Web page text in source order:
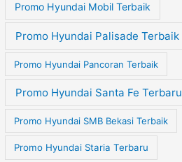
Promo Hyundai Mobil Terbaik
Promo Hyundai Palisade Terbaik
Promo Hyundai Pancoran Terbaik
Promo Hyundai Santa Fe Terbaru
Promo Hyundai SMB Bekasi Terbaik
Promo Hyundai Staria Terbaru